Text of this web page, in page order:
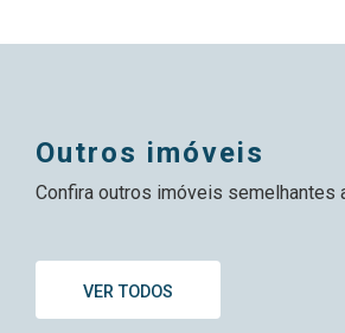
outros imóveis
Confira outros imóveis semelhantes
VER TODOS